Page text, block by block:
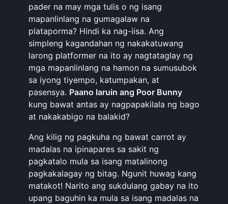
pader na may mga tulis o ng isang
mapanlinlang na gumagalaw na
plataporma? Hindi ka nag-iisa. Ang
simpleng kagandahan ng nakakatuwang
larong platformer na ito ay nagtataglay ng
mga mapanlinlang na hamon na sumusubok
sa iyong tiyempo, katumpakan, at
pasensya. Paano laruin ang Poor Bunny
kung bawat antas ay nagpapakilala ng bago
at nakakabigo na balakid?
Ang kilig ng pagkuha ng bawat carrot ay
madalas na ipinapares sa sakit ng
pagkatalo mula sa isang matalinong
pagkakalagay ng bitag. Ngunit huwag kang
matakot! Narito ang sukdulang gabay na ito
upang baguhin ka mula sa isang madalas na